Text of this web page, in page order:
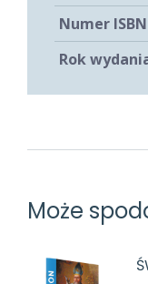
Numer ISBN
Rok
Może